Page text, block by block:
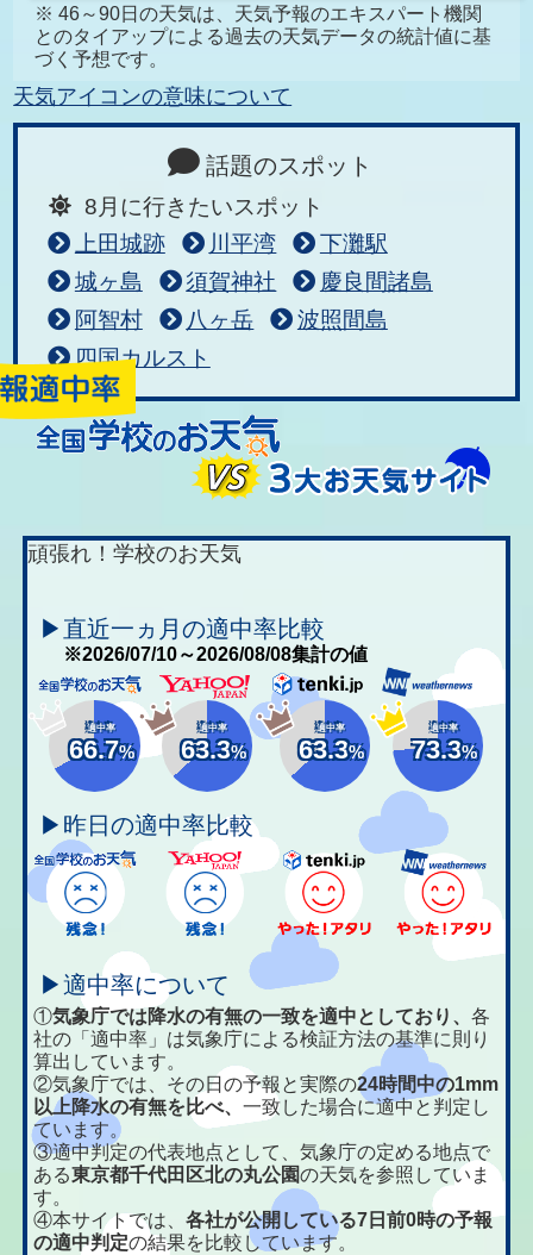
※ 46～90日の天気は、天気予報のエキスパート機関
とのタイアップによる過去の天気データの統計値に基
づく予想です。
天気アイコンの意味について
話題のスポット
8月に行きたいスポット
上田城跡
川平湾
下灘駅
城ヶ島
須賀神社
慶良間諸島
阿智村
八ヶ岳
波照間島
四国カルスト
頑張れ！学校のお天気
▶直近一ヵ月の適中率比較
※2026/07/10～2026/08/08集計の値
適中率
66.7%
適中率
63.3%
適中率
63.3%
適中率
73.3%
▶昨日の適中率比較
▶適中率について
①気象庁では降水の有無の一致を適中としており、各
社の「適中率」は気象庁による検証方法の基準に則り
算出しています。
②気象庁では、その日の予報と実際の24時間中の1mm
以上降水の有無を比べ、一致した場合に適中と判定し
ています。
③適中判定の代表地点として、気象庁の定める地点で
ある東京都千代田区北の丸公園の天気を参照していま
す。
④本サイトでは、各社が公開している7日前0時の予報
の適中判定の結果を比較しています。